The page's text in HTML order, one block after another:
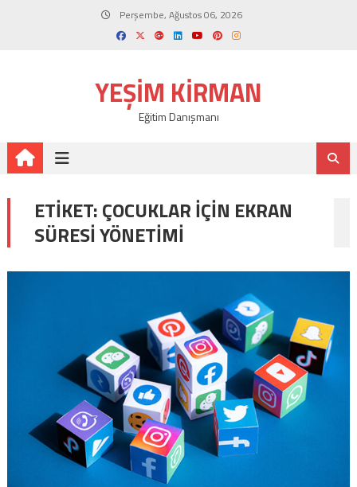
Perşembe, Ağustos 06, 2026
YEŞIM KIRMAN
Eğitim Danışmanı
ETIKET:ÇOCUKLAR IÇIN EKRAN
SÜRESI YÖNETIMI